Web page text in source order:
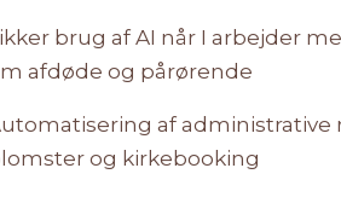
brug af AI når I arbejder
afdøde og pårørende
af administrative
og kirkebooking